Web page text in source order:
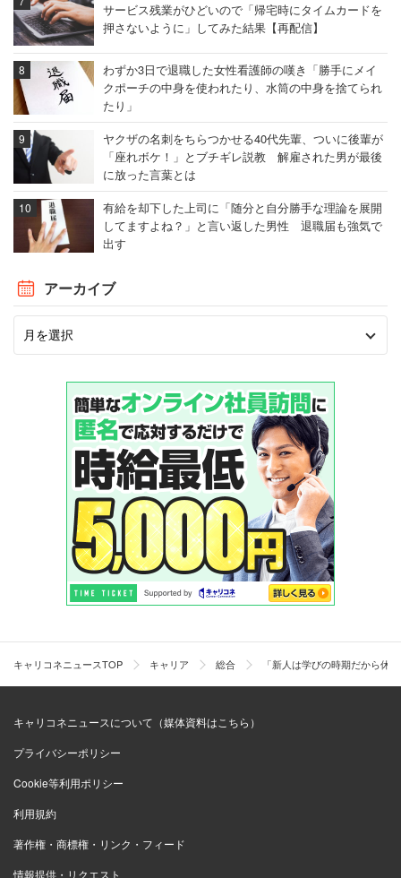
サービス残業がひどいので「帰宅時にタイムカードを
押さないように」してみた結果【再配信】
わずか3日で退職した女性看護師の嘆き「勝手にメイ
クポーチの中身を使われたり、水筒の中身を捨てられ
たり」
ヤクザの名刺をちらつかせる40代先輩、ついに後輩が
「座れボケ！」とブチギレ説教 解雇された男が最後
に放った言葉とは
有給を却下した上司に「随分と自分勝手な理論を展開
してますよね？」と言い返した男性 退職届も強気で
出す
アーカイブ
キャリコネニュースTOP キャリア 総合 「新人は学びの時期だから休
キャリコネニュースについて（媒体資料はこちら）
プライバシーポリシー
Cookie等利用ポリシー
利用規約
著作権・商標権・リンク・フィード
情報提供・リクエスト